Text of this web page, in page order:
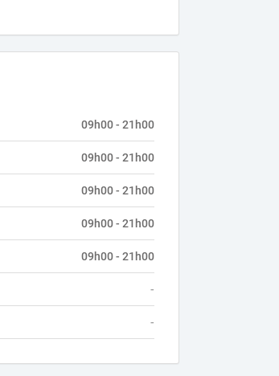
09h00 - 21h00
09h00 - 21h00
09h00 - 21h00
09h00 - 21h00
09h00 - 21h00
-
-